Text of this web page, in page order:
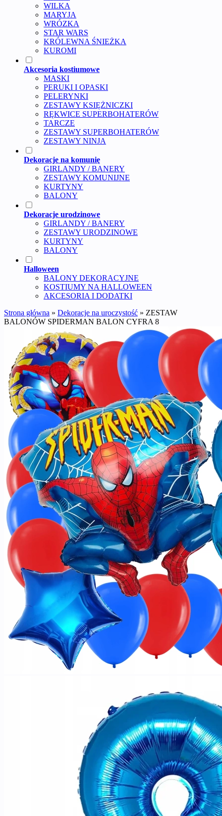
WILKA
MARYJA
WRÓZKA
STAR WARS
KRÓLEWNA ŚNIEŻKA
KUROMI
Akcesoria kostiumowe
MASKI
PERUKI I OPASKI
PELERYNKI
ZESTAWY KSIĘŻNICZKI
RĘKWICE SUPERBOHATERÓW
TARCZE
ZESTAWY SUPERBOHATERÓW
ZESTAWY NINJA
Dekoracje na komunię
GIRLANDY / BANERY
ZESTAWY KOMUNIJNE
KURTYNY
BALONY
Dekoracje urodzinowe
GIRLANDY / BANERY
ZESTAWY URODZINOWE
KURTYNY
BALONY
Halloween
BALONY DEKORACYJNE
KOSTIUMY NA HALLOWEEN
AKCESORIA I DODATKI
Strona główna » Dekoracje na uroczystość » ZESTAW
BALONÓW SPIDERMAN BALON CYFRA 8